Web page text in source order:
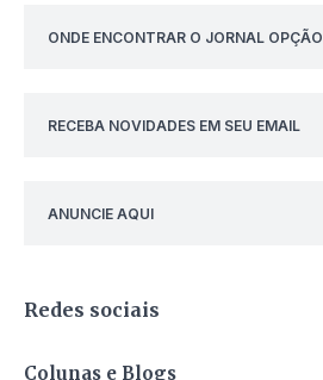
ONDE ENCONTRAR O JORNAL OPÇÃO
RECEBA NOVIDADES EM SEU EMAIL
ANUNCIE AQUI
Redes sociais
Colunas e Blogs